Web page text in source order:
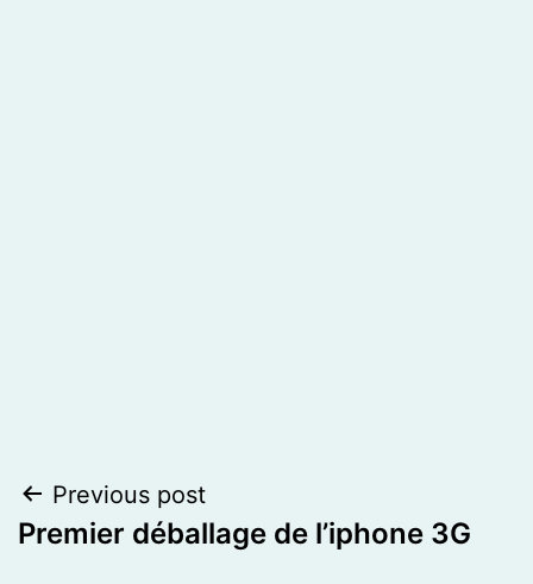
Post
navigation
Previous post
Premier déballage de l’iphone 3G